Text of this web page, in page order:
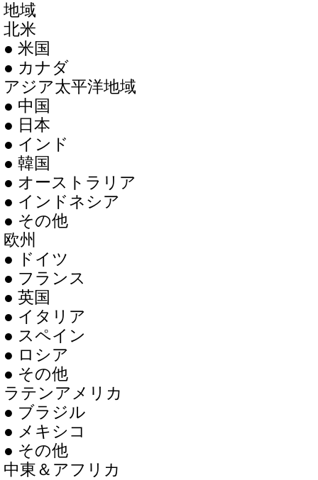
地域
北米
● 米国
● カナダ
アジア太平洋地域
● 中国
● 日本
● インド
● 韓国
● オーストラリア
● インドネシア
● その他
欧州
● ドイツ
● フランス
● 英国
● イタリア
● スペイン
● ロシア
● その他
ラテンアメリカ
● ブラジル
● メキシコ
● その他
中東＆アフリカ